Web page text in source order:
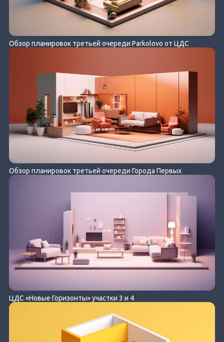
Обзор планировок третьей очереди Parkolovo от ЦДС
Обзор планировок третьей очереди Города Первых
ЦДС «Новые Горизонты» участки 3 и 4